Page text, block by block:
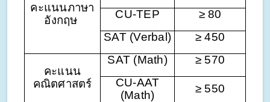
คะแนนภาษา
อังกฤษ
CU-TEP
≥ 80
SAT (Verbal)
≥ 450
คะแนน
คณิตศาสตร์
SAT (Math)
≥ 570
CU-AAT
(Math)
≥ 550